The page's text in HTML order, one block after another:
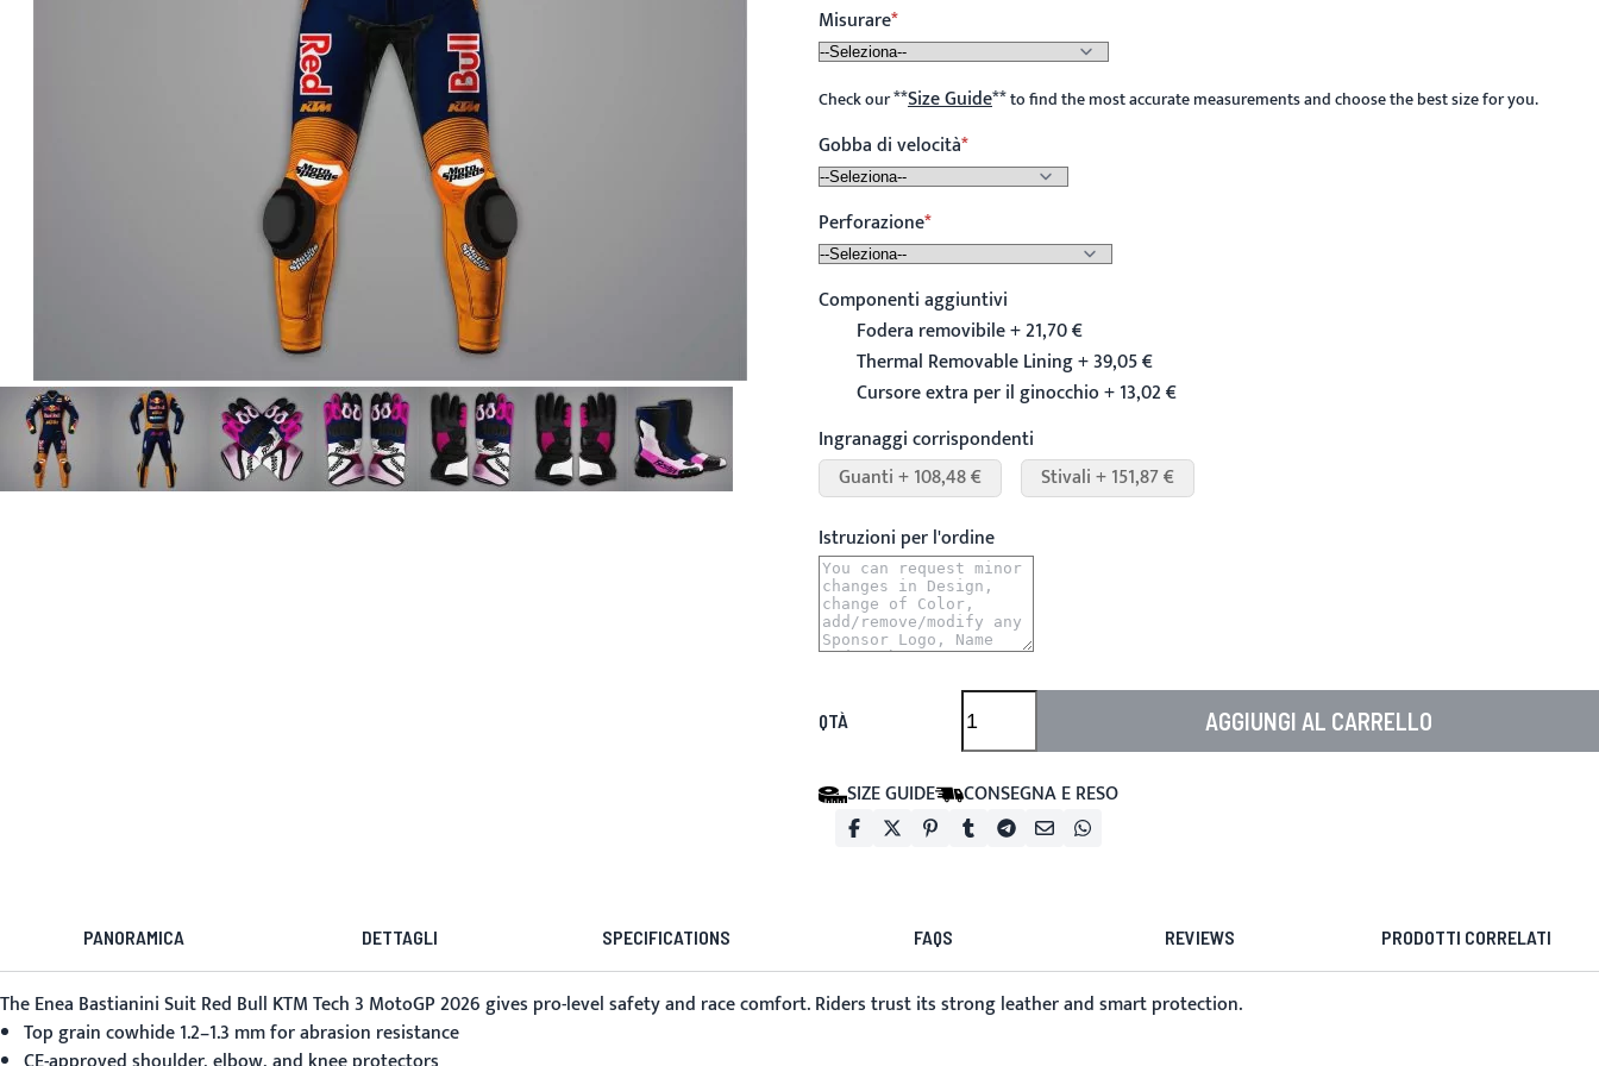
Misurare
Check our**Size Guide**to find the most accurate measurements and choose the best size for you.
Gobba di velocità
Perforazione
Componenti aggiuntivi
Fodera removibile + 21,70 €
Thermal Removable Lining + 39,05 €
Cursore extra per il ginocchio + 13,02 €
Ingranaggi corrispondenti
Guanti + 108,48 €
Stivali + 151,87 €
Istruzioni per l'ordine
QTÀ AGGIUNGI AL CARRELLO
SIZE GUIDE CONSEGNA E RESO
PANORAMICA DETTAGLI SPECIFICATIONS FAQS REVIEWS PRODOTTI CORRELATI
TheEnea Bastianini Suit Red Bull KTM Tech 3 MotoGP 2026gives pro-level safety and race comfort. Riders trust its strong leather and smart protection.
Top grain cowhide 1.2–1.3 mm for abrasion resistance